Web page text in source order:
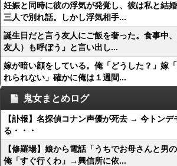
妊娠と同時に彼の浮気が発覚し、彼は私と結
三人で別れ話。しかし浮気相手...
誕生日だと言う友人にご飯を奢った。食事中
友人）も呼ぼう」と言い出し...
嫁が暗い顔をしている。俺「どうした？」嫁
れられない」確かに俺は１週間...
鬼女まとめログ
【訃報】名探偵コナン声優が死去 → 今トンデ
る・・・
【修羅場】娘から電話「うちでお母さんと男
俺「すぐ行くわ」→興信所に依...